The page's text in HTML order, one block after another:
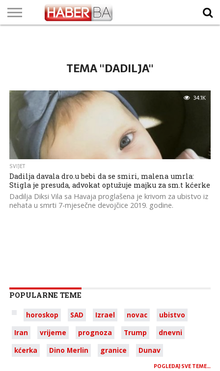
TEMA "DADILJA"
34.1K
SVIJET
Dadilja davala dro.u bebi da se smiri, malena umrla:
Stigla je presuda, advokat optužuje majku za sm.t kćerke
Dadilja Diksi Vila sa Havaja proglašena je krivom za ubistvo iz
nehata u smrti 7-mjesečne devojčice 2019. godine.
POPULARNE TEME
horoskop SAD Izrael novac
ubistvo
Iran
vrijeme prognoza Trump
dnevni
kćerka
Dino Merlin granice Dunav
POGLEDAJ SVE TEME…